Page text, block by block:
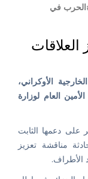
في
الأوكراني،
مع الأمين العام لوزارة
على دعمها الثابت
مناقشة تعزيز
الأطراف.